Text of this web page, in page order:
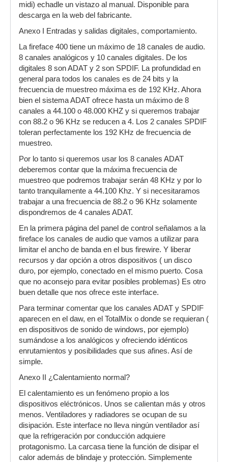
midi) echadle un vistazo al manual. Disponible para
descarga en la web del fabricante.
Anexo I Entradas y salidas digitales, comportamiento.
La fireface 400 tiene un máximo de 18 canales de audio.
8 canales analógicos y 10 canales digitales. De los
digitales 8 son ADAT y 2 son SPDIF. La profundidad en
general para todos los canales es de 24 bits y la
frecuencia de muestreo máxima es de 192 KHz. Ahora
bien el sistema ADAT ofrece hasta un máximo de 8
canales a 44.100 o 48.000 KHZ y si queremos trabajar
con 88.2 o 96 KHz se reducen a 4. Los 2 canales SPDIF
toleran perfectamente los 192 KHz de frecuencia de
muestreo.
Por lo tanto si queremos usar los 8 canales ADAT
deberemos contar que la máxima frecuencia de
muestreo que podremos trabajar serán 48 KHz y por lo
tanto tranquilamente a 44.100 Khz. Y si necesitaramos
trabajar a una frecuencia de 88.2 o 96 KHz solamente
dispondremos de 4 canales ADAT.
En la primera página del panel de control señalamos a la
fireface los canales de audio que vamos a utilizar para
limitar el ancho de banda en el bus firewire. Y liberar
recursos y dar opción a otros dispositivos ( un disco
duro, por ejemplo, conectado en el mismo puerto. Cosa
que no aconsejo para evitar posibles problemas) Es otro
buen detalle que nos ofrece este interface.
Para terminar comentar que los canales ADAT y SPDIF
aparecen en el daw, en el TotalMix o donde se requieran (
en dispositivos de sonido de windows, por ejemplo)
sumándose a los analógicos y ofreciendo idénticos
enrutamientos y posibilidades que sus afines. Así de
simple.
Anexo II ¿Calentamiento normal?
El calentamiento es un fenómeno propio a los
dispositivos eléctrónicos. Unos se calientan más y otros
menos. Ventiladores y radiadores se ocupan de su
disipación. Este interface no lleva ningún ventilador así
que la refrigeración por conducción adquiere
protagonismo. La carcasa tiene la función de disipar el
calor además de blindaje y protección. Simplemente